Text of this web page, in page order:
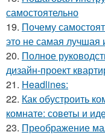
самостоятельно
19. Почему
это не самая лучшая
20. Полное
дизайн-проект
21. Headlines:
22. Как обустроить
комнате: советы и
23. Преображение